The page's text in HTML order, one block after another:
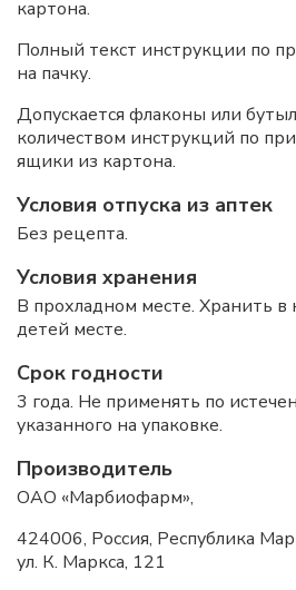
картона.
Полный текст инструкции по
на пачку.
Допускается флаконы или
количеством инструкций по
ящики из картона.
Условия отпуска из аптек
Без рецепта.
Условия хранения
В прохладном месте. Хранить в
детей месте.
Срок годности
3 года. Не применять по
указанного на упаковке.
Производитель
ОАО «Марбиофарм»,
424006, Россия, Республика
ул. К. Маркса, 121